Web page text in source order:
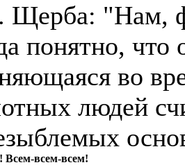
"Нам,
понятно,
во
людей
Всем-всем-всем!